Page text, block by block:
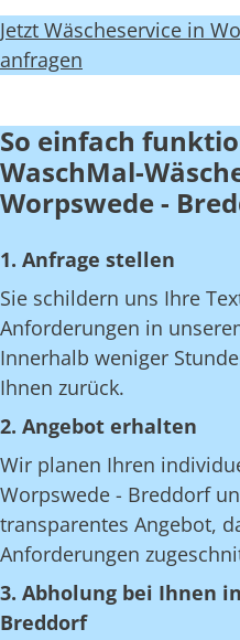
Jetzt Wäscheservice in
anfragen
So einfach
WaschMal-
Worpswede -
1. Anfrage stellen
Sie schildern uns Ihre
Anforderungen in
Innerhalb weniger
Ihnen zurück.
2. Angebot erhalten
Wir planen Ihren
Worpswede - Breddorf
transparentes Angebot,
Anforderungen
3. Abholung bei Ihnen
Breddorf